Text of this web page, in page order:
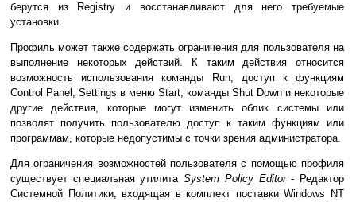
берутся из Registry и восстанавливают для него требуемые
установки.
Профиль может также содержать ограничения для пользователя на
выполнение некоторых действий. К таким действия относится
возможность использования команды Run, доступ к функциям
Control Panel, Settings в меню Start, команды Shut Down и некоторые
другие действия, которые могут изменить облик системы или
позволят получить пользователю доступ к таким функциям или
программам, которые недопустимы с точки зрения администратора.
Для ограничения возможностей пользователя с помощью профиля
существует специальная утилитаSystem Policy Editor- Редактор
Системной Политики, входящая в комплект поставки Windows NT